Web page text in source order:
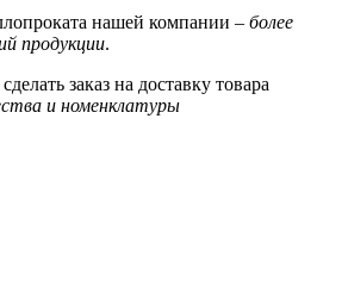
нашей компании – более
продукции.
заказ на доставку товара
и номенклатуры